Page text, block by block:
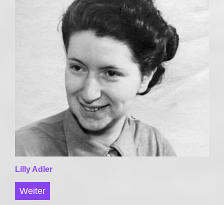
Lilly Adler
Weiter